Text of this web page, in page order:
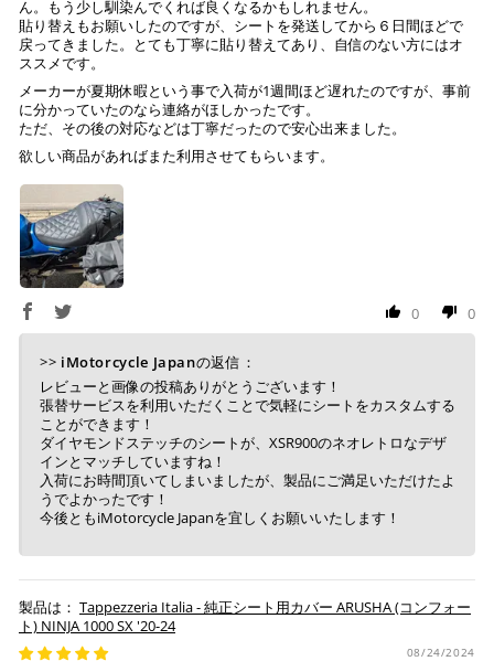
ん。もう少し馴染んでくれば良くなるかもしれません。
貼り替えもお願いしたのですが、シートを発送してから６日間ほどで
戻ってきました。とても丁寧に貼り替えてあり、自信のない方にはオ
ススメです。
メーカーが夏期休暇という事で入荷が1週間ほど遅れたのですが、事前
に分かっていたのなら連絡がほしかったです。
ただ、その後の対応などは丁寧だったので安心出来ました。
欲しい商品があればまた利用させてもらいます。
0 0
>> iMotorcycle Japanの返信：
レビューと画像の投稿ありがとうございます！
張替サービスを利用いただくことで気軽にシートをカスタムする
ことができます！
ダイヤモンドステッチのシートが、XSR900のネオレトロなデザ
インとマッチしていますね！
入荷にお時間頂いてしまいましたが、製品にご満足いただけたよ
うでよかったです！
今後ともiMotorcycle Japanを宜しくお願いいたします！
Tappezzeria Italia - 純正シート用カバー ARUSHA (コンフォー
ト) NINJA 1000 SX '20-24
08/24/2024